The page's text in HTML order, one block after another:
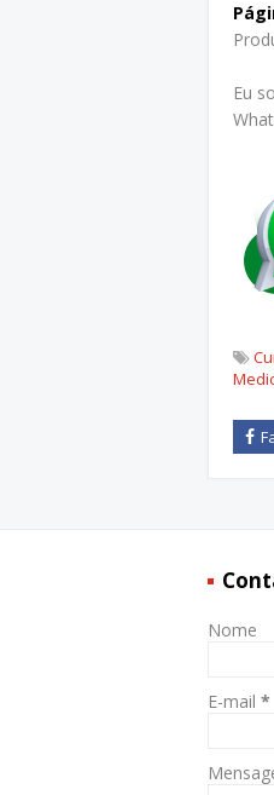
Eu
Nome
E-mail *